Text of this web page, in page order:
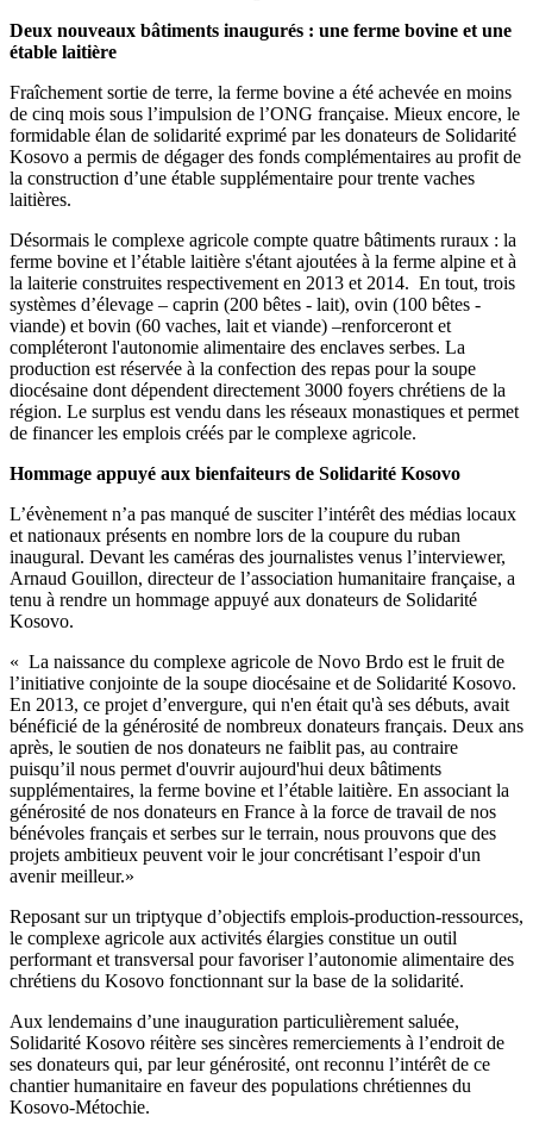
Deux nouveaux bâtiments inaugurés : une ferme bovine et une
étable laitière
Fraîchement sortie de terre, la ferme bovine a été achevée en moins
de cinq mois sous l’impulsion de l’ONG française. Mieux encore, le
formidable élan de solidarité exprimé par les donateurs de Solidarité
Kosovo a permis de dégager des fonds complémentaires au profit de
la construction d’une étable supplémentaire pour trente vaches
laitières.
Désormais le complexe agricole compte quatre bâtiments ruraux : la
ferme bovine et l’étable laitière s'étant ajoutées à la ferme alpine et à
la laiterie construites respectivement en 2013 et 2014. En tout, trois
systèmes d’élevage – caprin (200 bêtes - lait), ovin (100 bêtes -
viande) et bovin (60 vaches, lait et viande) –renforceront et
compléteront l'autonomie alimentaire des enclaves serbes. La
production est réservée à la confection des repas pour la soupe
diocésaine dont dépendent directement 3000 foyers chrétiens de la
région. Le surplus est vendu dans les réseaux monastiques et permet
de financer les emplois créés par le complexe agricole.
Hommage appuyé aux bienfaiteurs de Solidarité Kosovo
L’évènement n’a pas manqué de susciter l’intérêt des médias locaux
et nationaux présents en nombre lors de la coupure du ruban
inaugural. Devant les caméras des journalistes venus l’interviewer,
Arnaud Gouillon, directeur de l’association humanitaire française, a
tenu à rendre un hommage appuyé aux donateurs de Solidarité
Kosovo.
« La naissance du complexe agricole de Novo Brdo est le fruit de
l’initiative conjointe de la soupe diocésaine et de Solidarité Kosovo.
En 2013, ce projet d’envergure, qui n'en était qu'à ses débuts, avait
bénéficié de la générosité de nombreux donateurs français. Deux ans
après, le soutien de nos donateurs ne faiblit pas, au contraire
puisqu’il nous permet d'ouvrir aujourd'hui deux bâtiments
supplémentaires, la ferme bovine et l’étable laitière. En associant la
générosité de nos donateurs en France à la force de travail de nos
bénévoles français et serbes sur le terrain, nous prouvons que des
projets ambitieux peuvent voir le jour concrétisant l’espoir d'un
avenir meilleur.»
Reposant sur un triptyque d’objectifs emplois-production-ressources,
le complexe agricole aux activités élargies constitue un outil
performant et transversal pour favoriser l’autonomie alimentaire des
chrétiens du Kosovo fonctionnant sur la base de la solidarité.
Aux lendemains d’une inauguration particulièrement saluée,
Solidarité Kosovo réitère ses sincères remerciements à l’endroit de
ses donateurs qui, par leur générosité, ont reconnu l’intérêt de ce
chantier humanitaire en faveur des populations chrétiennes du
Kosovo-Métochie.